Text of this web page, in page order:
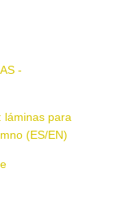
-
láminas para
(ES/EN)